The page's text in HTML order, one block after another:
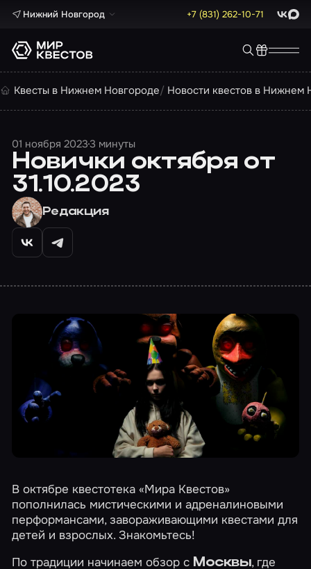
Нижний Новгород +7 (831) 262-10-71 Max
Квесты в Нижнем Новгороде Новости квестов в Нижнем
01 ноября 20233 минуты
Новички октября от
31.10.2023
Редакция
В октябре квестотека «Мира Квестов»
пополнилась мистическими и адреналиновыми
перформансами, завораживающими квестами для
детей и взрослых. Знакомьтесь!
По традиции начинаем обзор с Москвы, где